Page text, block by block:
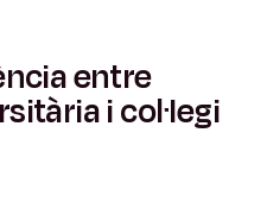
entre
i col·legi